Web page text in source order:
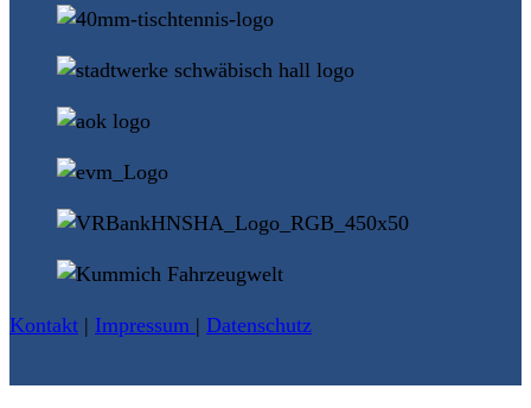
Kontakt | Impressum | Datenschutz